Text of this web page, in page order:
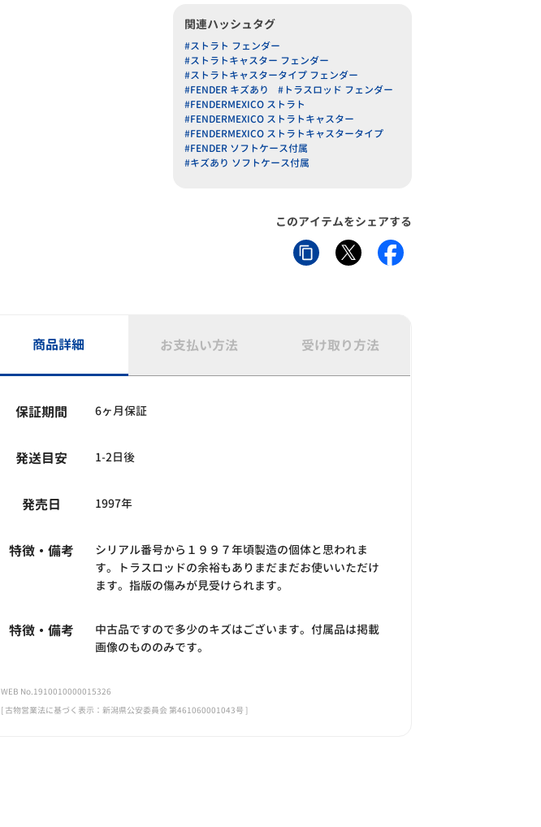
関連ハッシュタグ
#ストラト フェンダー
#ストラトキャスター フェンダー
#ストラトキャスタータイプ フェンダー
#FENDER キズあり
#トラスロッド フェンダー
#FENDERMEXICO ストラト
#FENDERMEXICO ストラトキャスター
#FENDERMEXICO ストラトキャスタータイプ
#FENDER ソフトケース付属
#キズあり ソフトケース付属
このアイテムをシェアする
商品詳細 お支払い方法 受け取り方法
保証期間 6ヶ月保証
発送目安 1-2日後
発売日 1997年
特徴・備考
シリアル番号から１９９７年頃製造の個体と思われま
す。トラスロッドの余裕もありまだまだお使いいただけ
ます。指版の傷みが見受けられます。
特徴・備考
中古品ですので多少のキズはございます。付属品は掲載
画像のもののみです。
WEB No.1910010000015326
[ 古物営業法に基づく表示：新潟県公安委員会 第461060001043号 ]